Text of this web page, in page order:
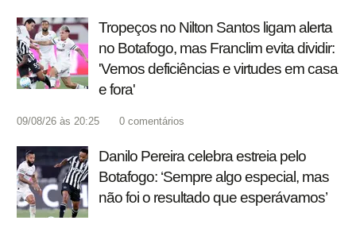
Tropeços no Nilton Santos ligam alerta
no Botafogo, mas Franclim evita dividir:
'Vemos deficiências e virtudes em casa
e fora'
09/08/26 às 20:25 0 comentários
Danilo Pereira celebra estreia pelo
Botafogo: ‘Sempre algo especial, mas
não foi o resultado que esperávamos’